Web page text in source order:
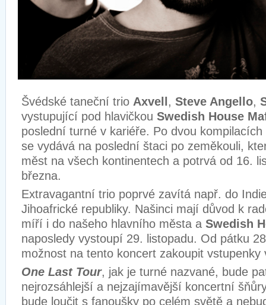
Švédské taneční trio Axvell, Steve Angello,
vystupující pod hlavičkou Swedish House
poslední turné v kariéře. Po dvou
se vydává na poslední štaci po zeměkouli,
měst na všech kontinentech a potrvá od 16.
března.
Extravagantní trio poprvé zavítá např. do
Jihoafrické republiky. Našinci mají důvod k
míří i do našeho hlavního města a Swedish
naposledy vystoupí 29. listopadu. Od pátku
možnost na tento koncert zakoupit vstupenky
One Last Tour, jak je turné nazvané, bude
nejrozsáhlejší a nejzajímavější koncertní
bude loučit s fanoušky po celém světě a